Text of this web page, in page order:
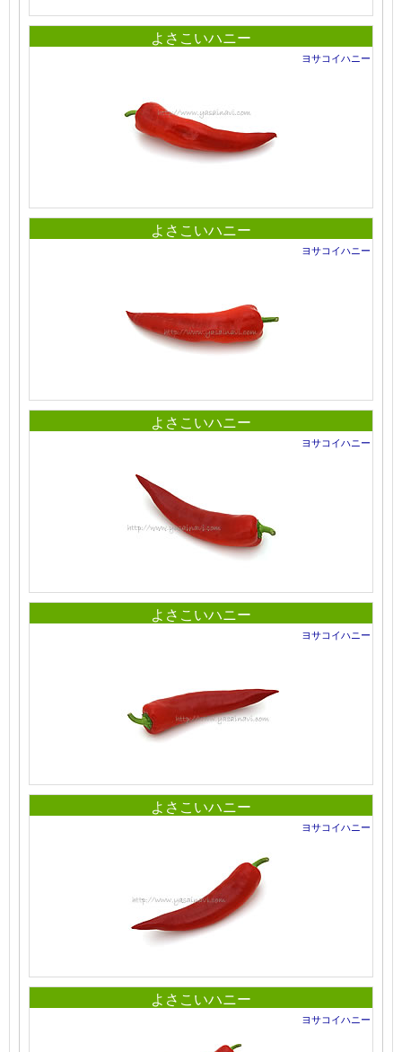
よさこいハニー
ヨサコイハニー
よさこいハニー
ヨサコイハニー
よさこいハニー
ヨサコイハニー
よさこいハニー
ヨサコイハニー
よさこいハニー
ヨサコイハニー
よさこいハニー
ヨサコイハニー